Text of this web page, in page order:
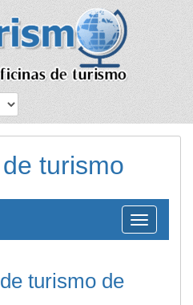
turismo
Toggle
navigation
turismo de